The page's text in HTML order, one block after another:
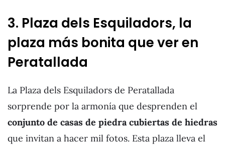
3. Plaza dels Esquiladors, la
plaza más bonita que ver en
Peratallada
La Plaza dels Esquiladors de Peratallada
sorprende por la armonía que desprenden el
conjunto de casas de piedra cubiertas de hiedras
que invitan a hacer mil fotos. Esta plaza lleva el